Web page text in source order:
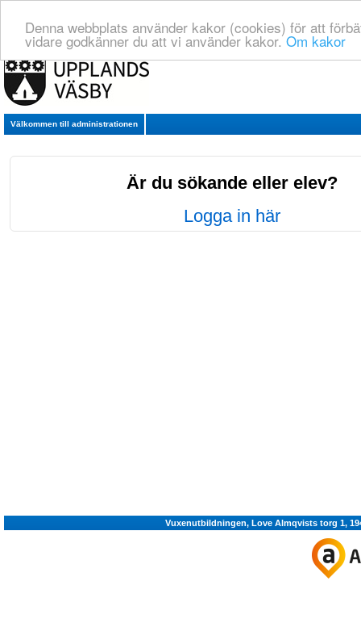
Denna webbplats använder kakor (cookies) för att
vidare godkänner du att vi använder kakor.Om kakor
Välkommen till administrationen
Är du sökande eller elev?
Logga in här
Vuxenutbildningen, Love Almqvists torg 1,